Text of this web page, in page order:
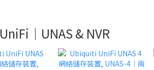
UniFi｜UNAS & NVR